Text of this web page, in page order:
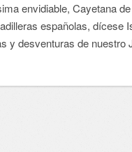
envidiable, Cayetana
españolas, dícese
y desventuras de